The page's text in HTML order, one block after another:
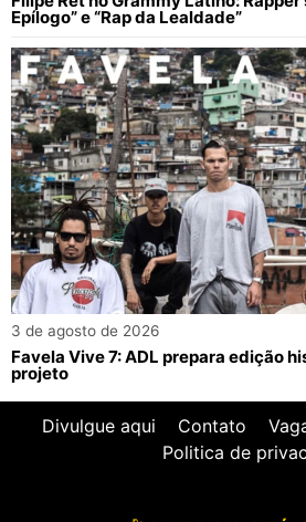
Epílogo” e “Rap da Lealdade”
3 de agosto de 2026
Favela Vive 7: ADL prepara edição
projeto
Divulgue aqui Contato
Politica de